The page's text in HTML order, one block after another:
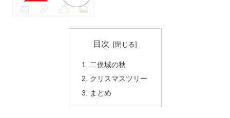
目次
二俣城の秋
クリスマスツリー
まとめ